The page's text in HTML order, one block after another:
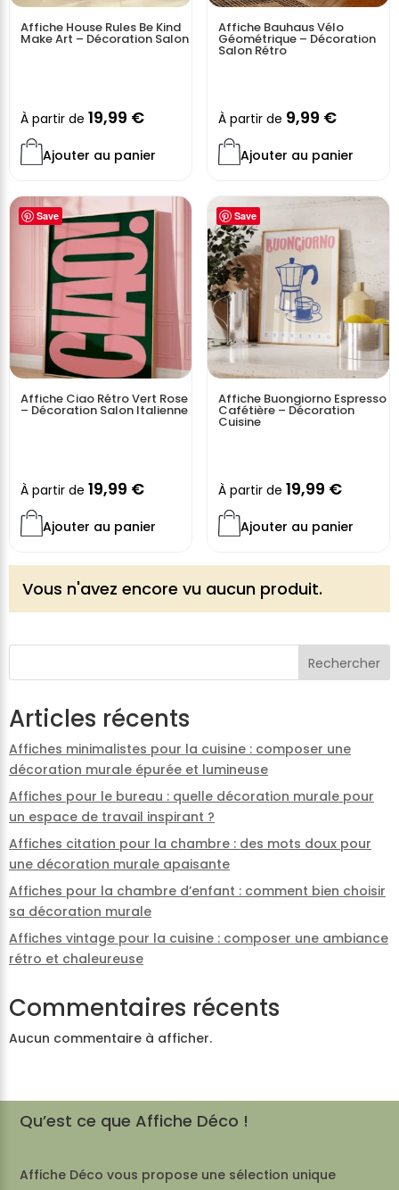
Affiche House Rules Be Kind
Make Art – Décoration Salon
À partir de 19,99 €
Ajouter au panier
Affiche Bauhaus Vélo
Géométrique – Décoration
Salon Rétro
À partir de 9,99 €
Ajouter au panier
Save
Affiche Ciao Rétro Vert Rose
– Décoration Salon Italienne
À partir de 19,99 €
Ajouter au panier
Save
Affiche Buongiorno Espresso
Cafétière – Décoration
Cuisine
À partir de 19,99 €
Ajouter au panier
Vous n'avez encore vu aucun produit.
Rechercher
Articles récents
Affiches minimalistes pour la cuisine : composer une
décoration murale épurée et lumineuse
Affiches pour le bureau : quelle décoration murale pour
un espace de travail inspirant ?
Affiches citation pour la chambre : des mots doux pour
une décoration murale apaisante
Affiches pour la chambre d’enfant : comment bien choisir
sa décoration murale
Affiches vintage pour la cuisine : composer une ambiance
rétro et chaleureuse
Commentaires récents
Aucun commentaire à afficher.
Qu’est ce que Affiche Déco !
Affiche Déco vous propose une sélection unique